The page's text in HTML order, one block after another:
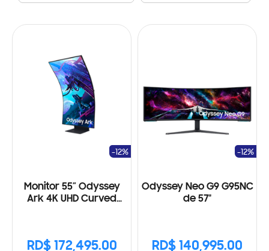
Monitor 55” Odyssey
Ark 4K UHD Curved
RD$ 172,495.00
-12%
Odyssey Neo G9 G95NC
de 57"
RD$ 140,995.00
-12%